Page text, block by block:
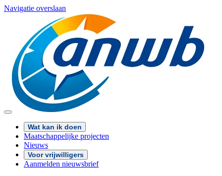
Navigatie overslaan
Wat kan ik doen
Maatschappelijke projecten
Nieuws
Voor vrijwilligers
Aanmelden nieuwsbrief